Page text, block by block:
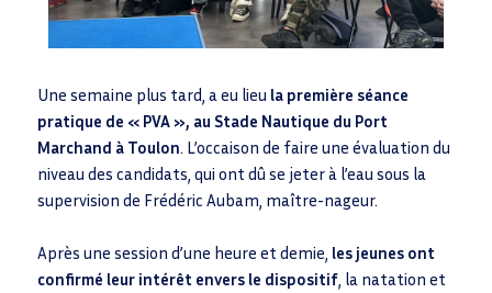
Une semaine plus tard, a eu lieu la première séance
pratique de « PVA », au Stade Nautique du Port
Marchand à Toulon. L’occaison de faire une évaluation du
niveau des candidats, qui ont dû se jeter à l’eau sous la
supervision de Frédéric Aubam, maître-nageur.
Après une session d’une heure et demie, les jeunes ont
confirmé leur intérêt envers le dispositif , la natation et